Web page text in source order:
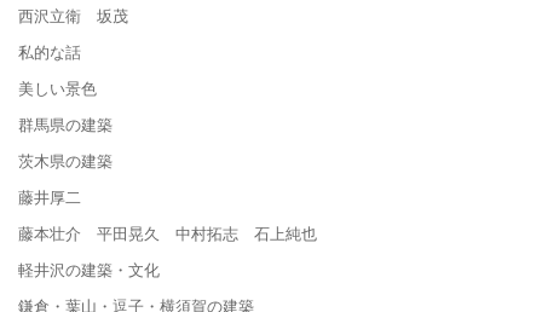
西沢立衛 坂茂
私的な話
美しい景色
群馬県の建築
茨木県の建築
藤井厚二
藤本壮介 平田晃久 中村拓志 石上純也
軽井沢の建築・文化
鎌倉・葉山・逗子・横須賀の建築